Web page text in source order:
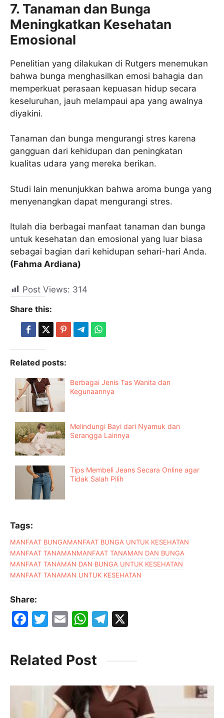
7. Tanaman dan Bunga
Meningkatkan Kesehatan
Emosional
Penelitian yang dilakukan di Rutgers menemukan
bahwa bunga menghasilkan emosi bahagia dan
memperkuat perasaan kepuasan hidup secara
keseluruhan, jauh melampaui apa yang awalnya
diyakini.
Tanaman dan bunga mengurangi stres karena
gangguan dari kehidupan dan peningkatan
kualitas udara yang mereka berikan.
Studi lain menunjukkan bahwa aroma bunga yang
menyenangkan dapat mengurangi stres.
Itulah dia berbagai manfaat tanaman dan bunga
untuk kesehatan dan emosional yang luar biasa
sebagai bagian dari kehidupan sehari-hari Anda.
(Fahma Ardiana)
Post Views: 314
Share this:
Related posts:
Berbagai Jenis Tas Wanita dan
Kegunaannya
Melindungi Bayi dari Nyamuk dan
Serangga Lainnya
Tips Membeli Jeans Secara Online agar
Tidak Salah Pilih
Tags:
MANFAAT BUNGAMANFAAT BUNGA UNTUK KESEHATAN
MANFAAT TANAMANMANFAAT TANAMAN DAN BUNGA
MANFAAT TANAMAN DAN BUNGA UNTUK KESEHATAN
MANFAAT TANAMAN UNTUK KESEHATAN
Share:
F
c
e
b
T
itt
er
E
ai
l
W
at
s
A
p
T
a
m
Related Post